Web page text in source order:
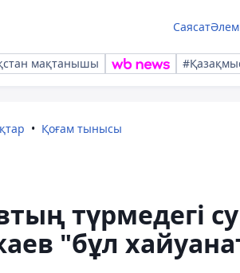
СаясатӘлем
мақтанышы
Қоғам тынысы
түрмедегі
"бұл